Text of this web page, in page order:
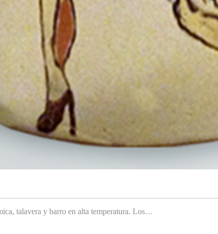
talavera y barro en alta temperatura. Los…